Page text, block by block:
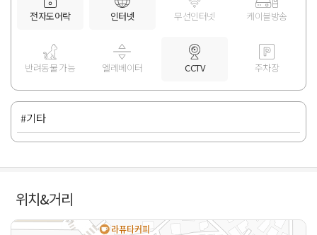
전자도어락 인터넷 무선인터넷 케이블방송
반려동물 가능 엘레베이터 CCTV 주차장
#기타
위치&거리